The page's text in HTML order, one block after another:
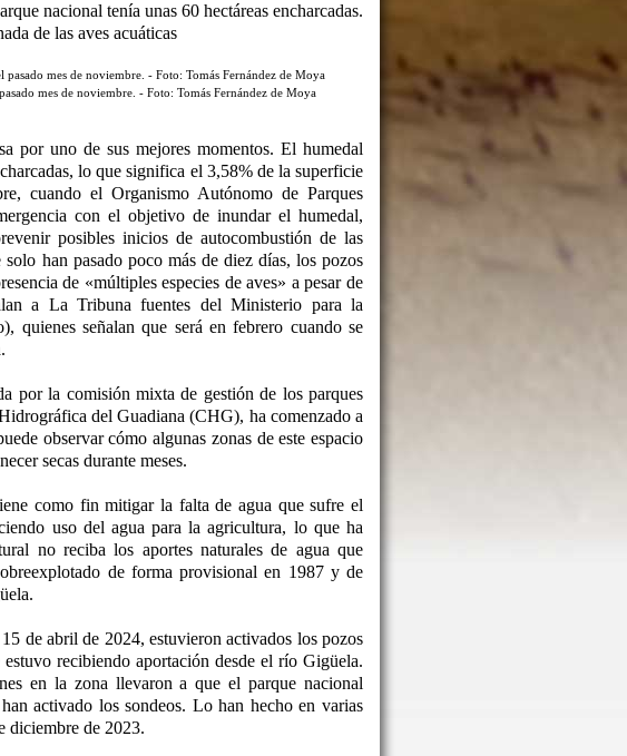
nacional tenía unas 60 hectáreas encharcadas.
de las aves acuáticas
mes de noviembre. - Foto: Tomás Fernández de Moya
por uno de sus mejores momentos. El humedal
lo que significa el 3,58% de la superficie
cuando el Organismo Autónomo de Parques
con el objetivo de inundar el humedal,
posibles inicios de autocombustión de las
han pasado poco más de diez días, los pozos
de «múltiples especies de aves» a pesar de
a La Tribuna fuentes del Ministerio para la
quienes señalan que será en febrero cuando se
por la comisión mixta de gestión de los parques
del Guadiana (CHG), ha comenzado a
observar cómo algunas zonas de este espacio
secas durante meses.
como fin mitigar la falta de agua que sufre el
uso del agua para la agricultura, lo que ha
no reciba los aportes naturales de agua que
de forma provisional en 1987 y de
de abril de 2024, estuvieron activados los pozos
recibiendo aportación desde el río Gigüela.
en la zona llevaron a que el parque nacional
activado los sondeos. Lo han hecho en varias
diciembre de 2023.